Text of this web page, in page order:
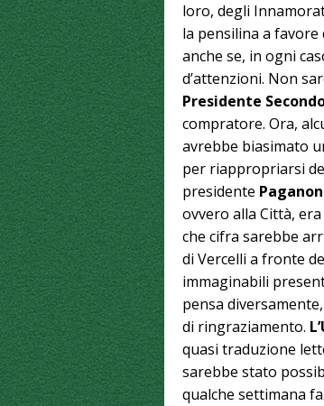
loro, degli
la pensilina a favore
anche se, in ogni
d’attenzioni. Non
Presidente
compratore. Ora,
avrebbe biasimato
per riappropriarsi
presidente
ovvero alla Città,
che cifra sarebbe
di Vercelli a fronte
immaginabili
pensa
di ringraziamento.
quasi traduzione
sarebbe stato
qualche settimana